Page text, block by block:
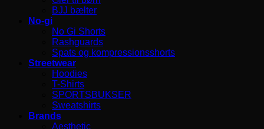
BJJ bælter
No-gi
No Gi Shorts
Rashguards
Spats og kompressionsshorts
Streetwear
Hoodies
T-Shirts
SPORTSBUKSER
Sweatshirts
Brands
Aesthetic